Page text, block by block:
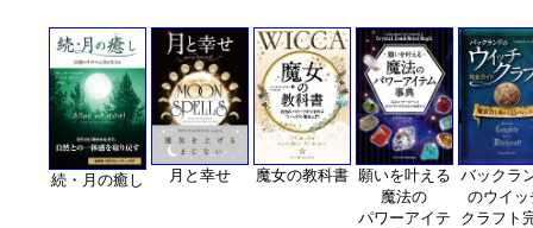
続・月の癒し 月と幸せ 魔女の教科書 願いを叶える
魔法の
パワーアイテ
バックラ
のウイッ
クラフト